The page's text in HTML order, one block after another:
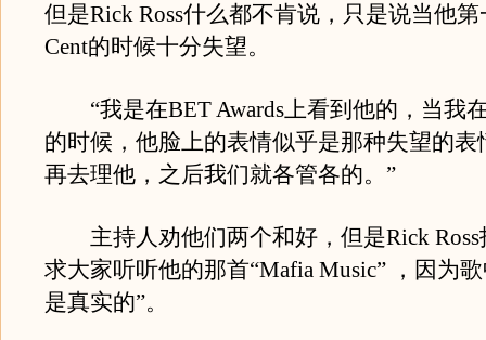
但是Rick Ross什么都不肯说，只是说当他
Cent的时候十分失望。
“我是在BET Awards上看到他的，当我
的时候，他脸上的表情似乎是那种失望的表
再去理他，之后我们就各管各的。”
主持人劝他们两个和好，但是Rick Ross
求大家听听他的那首“Mafia Music” ，因为
是真实的”。